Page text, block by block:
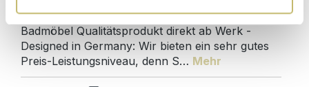
Badmöbel Qualitätsprodukt direkt ab Werk -
Designed in Germany: Wir bieten ein sehr gutes
Preis-Leistungsniveau, denn S… Mehr